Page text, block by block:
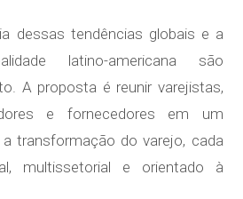
dessas tendências globais e a
latino-americana são
A proposta é reunir varejistas,
e fornecedores em um
transformação do varejo, cada
multissetorial e orientado à